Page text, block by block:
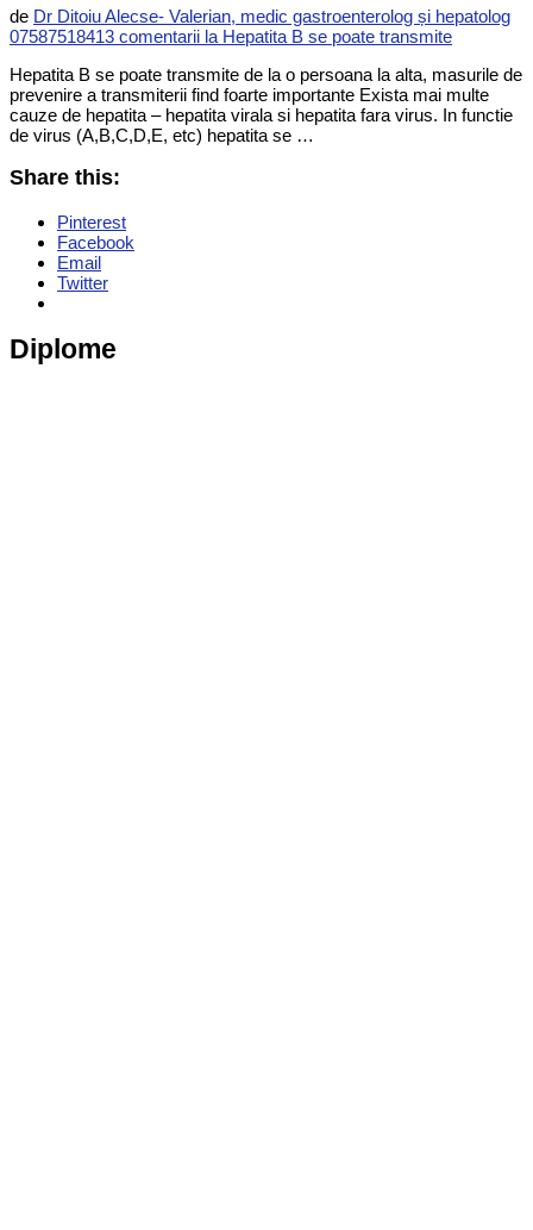
de Dr Ditoiu Alecse- Valerian, medic gastroenterolog și hepatolog
07587518413 comentarii la Hepatita B se poate transmite
Hepatita B se poate transmite de la o persoana la alta, masurile de
prevenire a transmiterii find foarte importante Exista mai multe
cauze de hepatita – hepatita virala si hepatita fara virus. In functie
de virus (A,B,C,D,E, etc) hepatita se …
Share this:
Pinterest
Facebook
Email
Twitter
Diplome